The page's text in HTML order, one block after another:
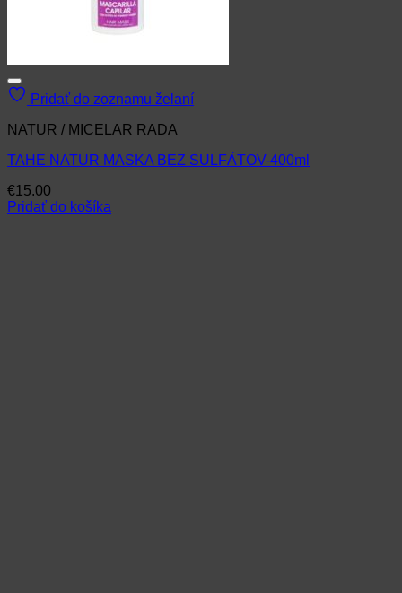
Pridať do zoznamu želaní
NATUR / MICELAR RADA
TAHE NATUR MASKA BEZ SULFÁTOV-400ml
€15.00
Pridať do košíka